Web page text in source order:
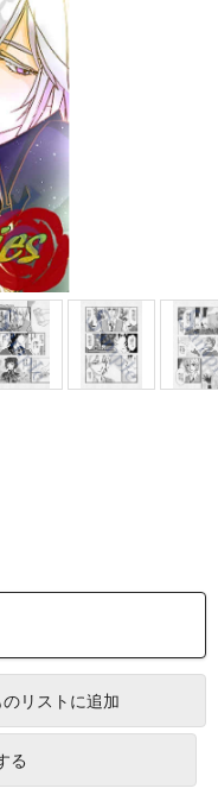
リストに追加
る